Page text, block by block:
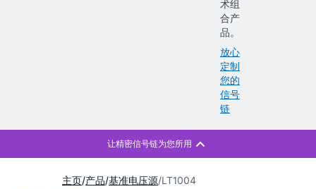
术组
合产
品。
放心
定制
您的
信号
链
主页 产品 基准电压源 LT1004